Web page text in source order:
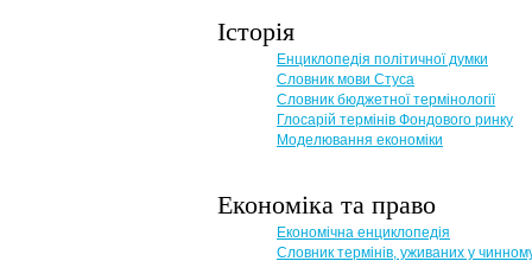
Історія
Енциклопедія політичної думки
Словник мови Стуса
Словник бюджетної термінології
Глосарій термінів Фондового ринку
Моделювання економіки
Економіка та право
Eкономічна енциклопедія
Словник термінів, уживаних у